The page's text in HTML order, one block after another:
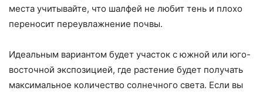
места учитывайте, что шалфей не любит тень и плохо
переносит переувлажнение почвы.
Идеальным вариантом будет участок с южной или юго-
восточной экспозицией, где растение будет получать
максимальное количество солнечного света. Если вы